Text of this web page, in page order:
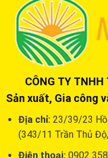
CÔNG TY TNHH
Sản xuất, Gia công
Địa chỉ: 23/39/23 Hồ
(343/11 Trần Thủ
Điện thoại: 0902